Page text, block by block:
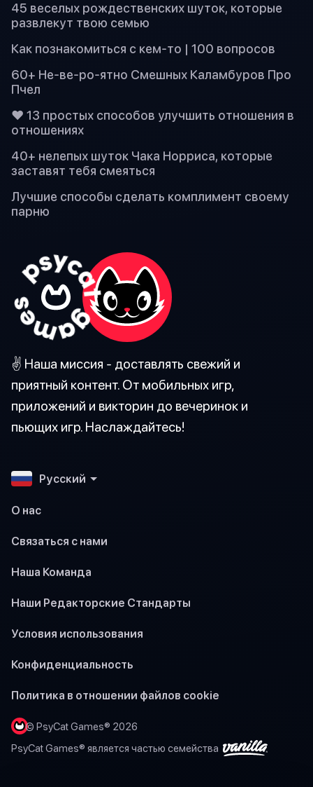
45 веселых рождественских шуток, которые
развлекут твою семью
Как познакомиться с кем-то | 100 вопросов
60+ Не-ве-ро-ятно Смешных Каламбуров Про
Пчел
❤️ 13 простых способов улучшить отношения в
отношениях
40+ нелепых шуток Чака Норриса, которые
заставят тебя смеяться
Лучшие способы сделать комплимент своему
парню
✌️ Наша миссия - доставлять свежий и
приятный контент. От мобильных игр,
приложений и викторин до вечеринок и
пьющих игр. Наслаждайтесь!
Pусский
О нас
Связаться с нами
Наша Команда
Наши Редакторские Стандарты
Условия использования
Конфиденциальность
Политика в отношении файлов cookie
© PsyCat Games® 2026
PsyCat Games® является частью семейства